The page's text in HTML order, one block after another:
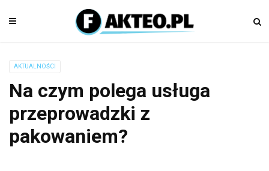
AKTUALNOŚCI
Na czym polega usługa
przeprowadzki z
pakowaniem?